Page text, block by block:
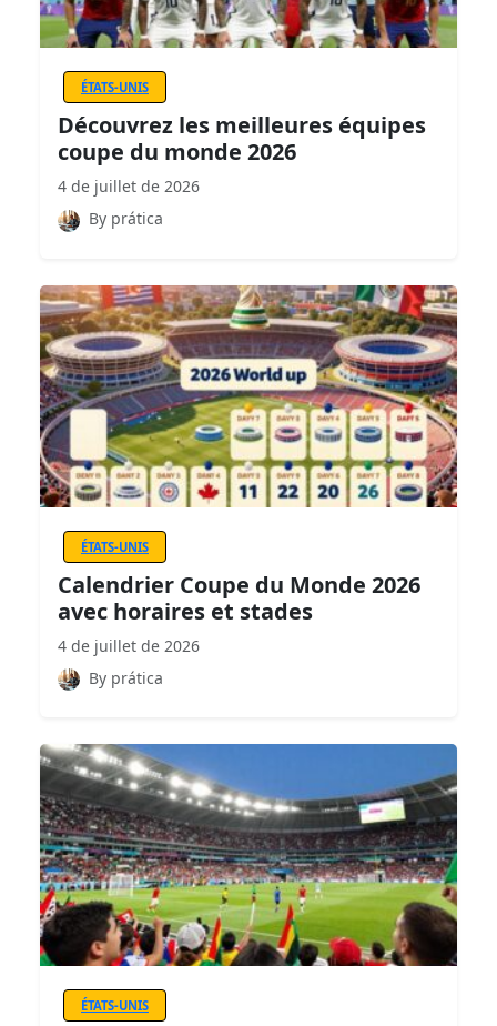
ÉTATS-UNIS
Découvrez les meilleures équipes
coupe du monde 2026
4 de juillet de 2026
By prática
ÉTATS-UNIS
Calendrier Coupe du Monde 2026
avec horaires et stades
4 de juillet de 2026
By prática
ÉTATS-UNIS